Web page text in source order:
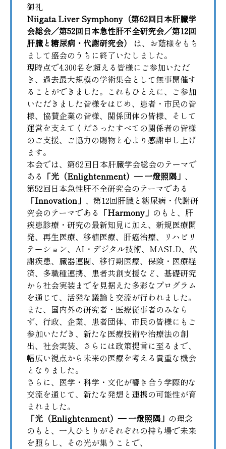
御礼
Niigata Liver Symphony（第62回日本肝臓学
会総会／第52回日本急性肝不全研究会／第12回
肝臓と糖尿病・代謝研究会） は、お蔭様をもち
まして盛会のうちに終了いたしました。
現時点で4,300名を超える皆様にご参加いただ
き、過去最大規模の学術集会として無事開催す
ることができました。これもひとえに、ご参加
いただきました皆様をはじめ、患者・市民の皆
様、協賛企業の皆様、関係団体の皆様、そして
運営を支えてくださったすべての関係者の皆様
のご支援、ご協力の賜物と心より感謝申し上げ
ます。
本会では、第62回日本肝臓学会総会のテーマで
ある 「光（Enlightenment）― 一燈照隅」 、
第52回日本急性肝不全研究会のテーマである
「Innovation」 、第12回肝臓と糖尿病・代謝研
究会のテーマである 「Harmony」 のもと、肝
疾患診療・研究の最新知見に加え、新規医療開
発、再生医療、移植医療、肝癌治療、リハビリ
テーション、AI・デジタル技術、MASLD、代
謝疾患、臓器連関、移行期医療、保険・医療経
済、多職種連携、患者共創支援など、基礎研究
から社会実装までを見据えた多彩なプログラム
を通じて、活発な議論と交流が行われました。
また、国内外の研究者・医療従事者のみなら
ず、行政、企業、患者団体、市民の皆様にもご
参加いただき、新たな医療技術や治療法の創
出、社会実装、さらには政策提言に至るまで、
幅広い視点から未来の医療を考える貴重な機会
となりました。
さらに、医学・科学・文化が響き合う学際的な
交流を通じて、新たな発想と連携の可能性が育
まれました。
「光（Enlightenment）― 一燈照隅」 の理念
のもと、一人ひとりがそれぞれの持ち場で未来
を照らし、その光が集うことで、